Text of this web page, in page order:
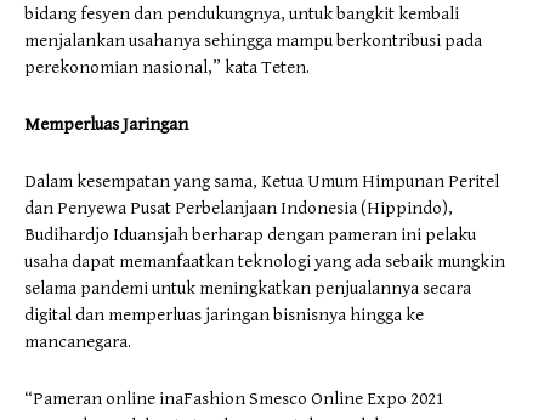
bidang fesyen dan pendukungnya, untuk bangkit kembali
menjalankan usahanya sehingga mampu berkontribusi pada
perekonomian nasional,” kata Teten.
Memperluas Jaringan
Dalam kesempatan yang sama, Ketua Umum Himpunan Peritel
dan Penyewa Pusat Perbelanjaan Indonesia (Hippindo),
Budihardjo Iduansjah berharap dengan pameran ini pelaku
usaha dapat memanfaatkan teknologi yang ada sebaik mungkin
selama pandemi untuk meningkatkan penjualannya secara
digital dan memperluas jaringan bisnisnya hingga ke
mancanegara.
“Pameran online inaFashion Smesco Online Expo 2021